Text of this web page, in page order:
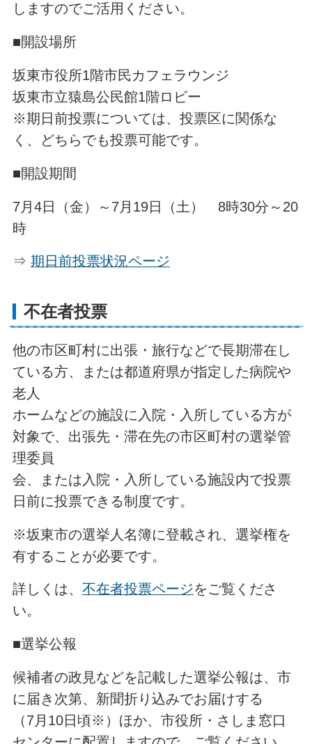
しますのでご活用ください。
■開設場所
坂東市役所1階市民カフェラウンジ
坂東市立猿島公民館1階ロビー
※期日前投票については、投票区に関係な
く、どちらでも投票可能です。
■開設期間
7月4日（金）～7月19日（土） 8時30分～20
時
⇒ 期日前投票状況ページ
不在者投票
他の市区町村に出張・旅行などで長期滞在し
ている方、または都道府県が指定した病院や
老人
ホームなどの施設に入院・入所している方が
対象で、出張先・滞在先の市区町村の選挙管
理委員
会、または入院・入所している施設内で投票
日前に投票できる制度です。
※坂東市の選挙人名簿に登載され、選挙権を
有することが必要です。
詳しくは、 不在者投票ページをご覧くださ
い。
■選挙公報
候補者の政見などを記載した選挙公報は、市
に届き次第、新聞折り込みでお届けする
（7月10日頃※）ほか、市役所・さしま窓口